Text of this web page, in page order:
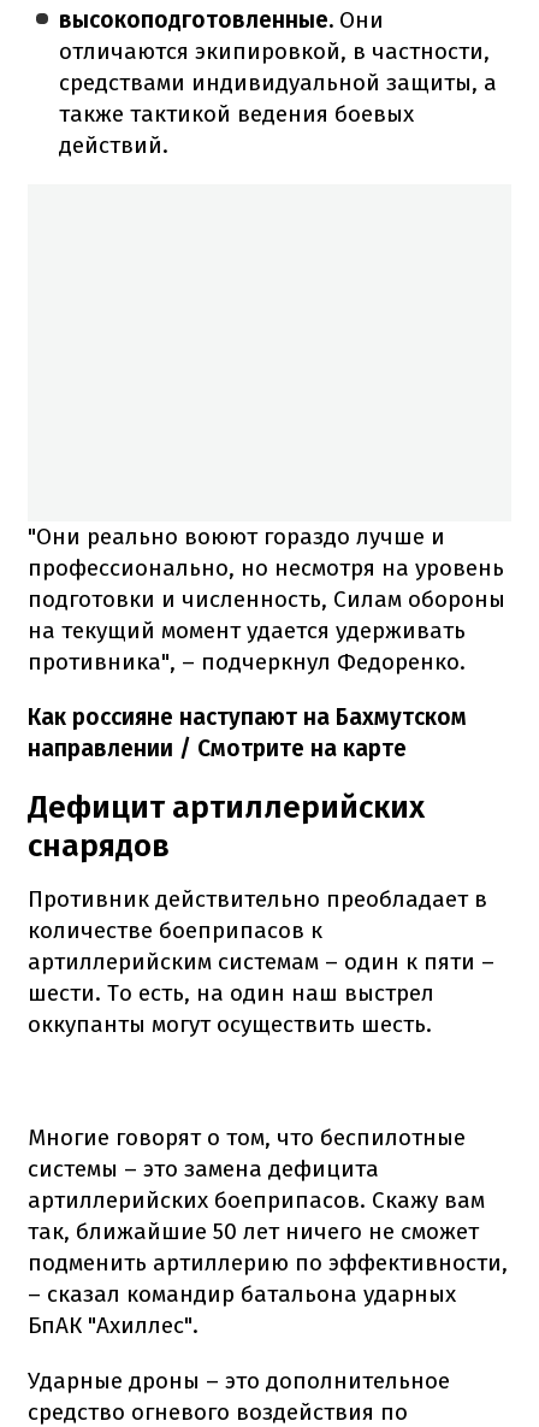
высокоподготовленные. Они
отличаются экипировкой, в частности,
средствами индивидуальной защиты, а
также тактикой ведения боевых
действий.
"Они реально воюют гораздо лучше и
профессионально, но несмотря на уровень
подготовки и численность, Силам обороны
на текущий момент удается удерживать
противника", – подчеркнул Федоренко.
Как россияне наступают на Бахмутском
направлении / Смотрите на карте
Дефицит артиллерийских
снарядов
Противник действительно преобладает в
количестве боеприпасов к
артиллерийским системам – один к пяти –
шести. То есть, на один наш выстрел
оккупанты могут осуществить шесть.
Многие говорят о том, что беспилотные
системы – это замена дефицита
артиллерийских боеприпасов. Скажу вам
так, ближайшие 50 лет ничего не сможет
подменить артиллерию по эффективности,
– сказал командир батальона ударных
БпАК "Ахиллес".
Ударные дроны – это дополнительное
средство огневого воздействия по